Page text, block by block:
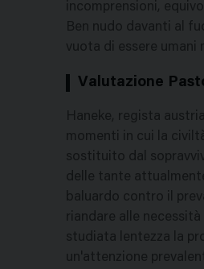
incomprensioni,
Ben nudo davanti al
vuota di essere umani
Valutazione
Haneke, regista
momenti in cui la
sostituito dal
delle tante
baluardo contro il
riandare alle
studiata lentezza la
un'attenzione